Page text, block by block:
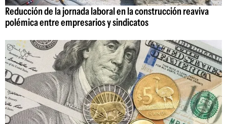
Reducción de la jornada laboral en la construcción reaviva
polémica entre empresarios y sindicatos